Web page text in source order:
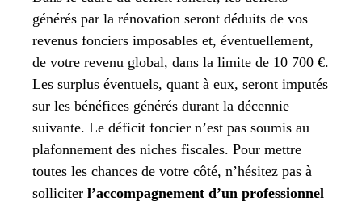
générés par la rénovation seront déduits de vos
revenus fonciers imposables et, éventuellement,
de votre revenu global, dans la limite de 10 700 €.
Les surplus éventuels, quant à eux, seront imputés
sur les bénéfices générés durant la décennie
suivante. Le déficit foncier n’est pas soumis au
plafonnement des niches fiscales. Pour mettre
toutes les chances de votre côté, n’hésitez pas à
solliciter l’accompagnement d’un professionnel